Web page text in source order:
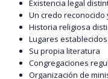
Existencia legal
Un credo
Historia religiosa
Lugares
Su propia literatura
Congregaciones
Organización de